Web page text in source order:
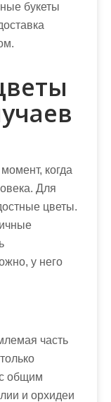
букеты
когда
Для
цветы.
у него
часть
общим
и орхидеи